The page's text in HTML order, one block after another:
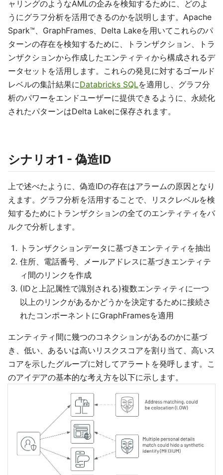
ャリングのようなAMLの企みを検知するために、どのよ
うにグラフ分析を活用できるのかを説明します。Apache
Spark™、GraphFrames、Delta Lakeを用いてこれらのパ
ターンの存在を検知するために、トランザクション、トラ
ンザクションから作成したエンティティから構成されるデ
ータセットを活用します。これらの発見に対するゴールド
レベルの集計結果にDatabricks SQLを適用し、グラフ分
析のパワーをエンドユーザーに提供できるように、永続化
されたパターンはDelta Lakeに保存されます。
シナリオ1 - 偽造ID
上で述べたように、偽造IDの存在はアラームの原因となり
えます。グラフ分析を活用することで、リスクレベルを検
知するためにトランザクションの全てのエンティティをバ
ルクで分析します。
トランザクションデータに基づきエンティティを抽出
住所、電話番号、メールアドレスに基づきエンティテ
ィ間のリンクを作成
(IDと上記属性で識別される)複数エンティティに一つ
以上のリンクがあるかどうかを決定するために接続さ
れたコンポーネントにGraphFramesを適用
エンティティ間に幾つのコネクションがあるのかに基づ
き、低い、あるいは高いリスクスコアを割り当て、高いス
コアを示したグループに対してアラートを発呼します。こ
のアイデアの基本的な考え方を以下に示します。